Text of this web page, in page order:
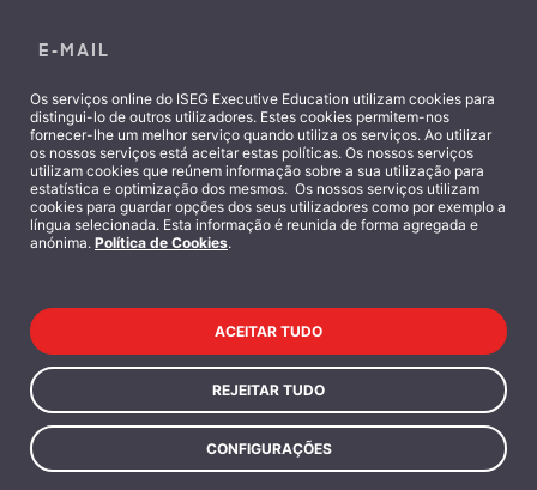
E-MAIL
SIGA-NOS
Contactos
Os serviços online do ISEG Executive Education utilizam cookies para
distingui-lo de outros utilizadores. Estes cookies permitem-nos
fornecer-lhe um melhor serviço quando utiliza os serviços. Ao utilizar
os nossos serviços está aceitar estas políticas. Os nossos serviços
utilizam cookies que reúnem informação sobre a sua utilização para
estatística e optimização dos mesmos. Os nossos serviços utilizam
cookies para guardar opções dos seus utilizadores como por exemplo a
língua selecionada. Esta informação é reunida de forma agregada e
anónima. Política de Cookies.
CONFIGURAÇÕES
REJEITAR TUDO
ACEITAR TUDO